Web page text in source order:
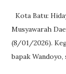
Kota Batu:
Musyawarah
(8/01/2026).
bapak